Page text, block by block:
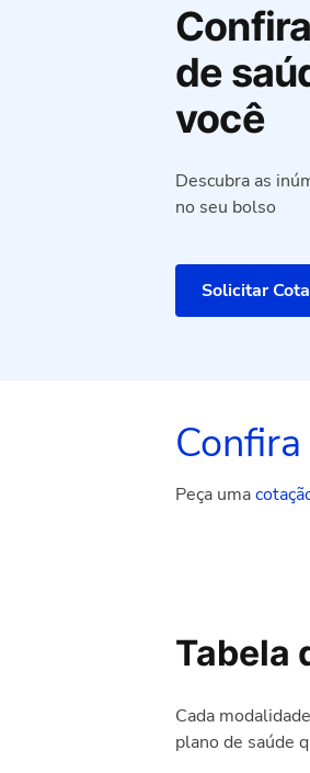
de
você
Descubra as
no seu bolso
Solicitar
Peça uma
Tabela
Cada
plano de saúde